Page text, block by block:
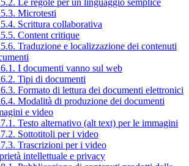
Microtesti
Scrittura collaborativa
Content critique
Traduzione e localizzazione dei contenuti
I documenti vanno sul web
Tipi di documenti
Formato di lettura dei documenti elettronici
Modalità di produzione dei documenti
e video
Testo alternativo (alt text) per le immagini
Sottotitoli per i video
Trascrizioni per i video
intellettuale e privacy